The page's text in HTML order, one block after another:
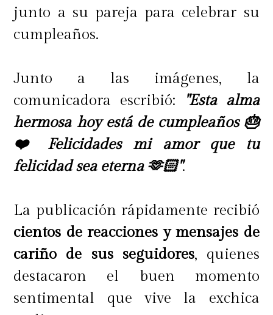
junto a su pareja para celebrar su
cumpleaños.
Junto a las imágenes, la
comunicadora escribió:
"Esta alma
hermosa hoy está de cumpleaños 🎂
❤️ Felicidades mi amor que tu
felicidad sea eterna 🫶🏻".
La publicación rápidamente recibió
cientos de reacciones y mensajes de
cariño de sus seguidores, quienes
destacaron el buen momento
sentimental que vive la exchica